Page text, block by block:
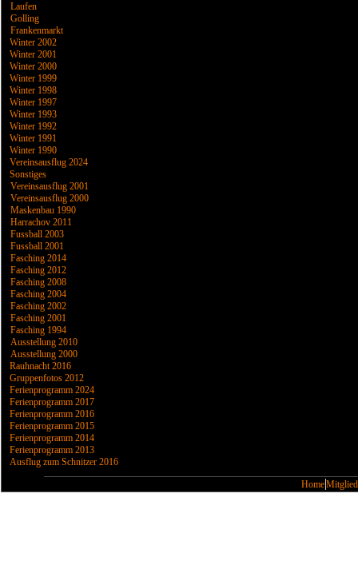
Laufen
Golling
Frankenmarkt
Winter 2002
Winter 2001
Winter 2000
Winter 1999
Winter 1998
Winter 1997
Winter 1993
Winter 1992
Winter 1991
Winter 1990
Vereinsausflug 2024
Sonstiges
Vereinsausflug 2001
Vereinsausflug 2000
Maskenbau 1990
Harrachov 2011
Fussball 2003
Fussball 2001
Fasching 2014
Fasching 2012
Fasching 2008
Fasching 2004
Fasching 2002
Fasching 2001
Fasching 1994
Ausstellung 2010
Ausstellung 2000
Rauhnacht 2016
Gruppenfotos 2012
Ferienprogramm 2024
Ferienprogramm 2017
Ferienprogramm 2016
Ferienprogramm 2015
Ferienprogramm 2014
Ferienprogramm 2013
Ausflug zum Schnitzer 2016
Home